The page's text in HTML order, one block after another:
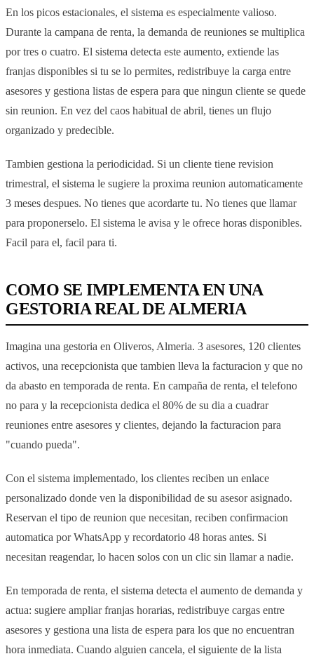
En los picos estacionales, el sistema es especialmente valioso.
Durante la campana de renta, la demanda de reuniones se multiplica
por tres o cuatro. El sistema detecta este aumento, extiende las
franjas disponibles si tu se lo permites, redistribuye la carga entre
asesores y gestiona listas de espera para que ningun cliente se quede
sin reunion. En vez del caos habitual de abril, tienes un flujo
organizado y predecible.
Tambien gestiona la periodicidad. Si un cliente tiene revision
trimestral, el sistema le sugiere la proxima reunion automaticamente
3 meses despues. No tienes que acordarte tu. No tienes que llamar
para proponerselo. El sistema le avisa y le ofrece horas disponibles.
Facil para el, facil para ti.
COMO SE IMPLEMENTA EN UNA
GESTORIA REAL DE ALMERIA
Imagina una gestoria en Oliveros, Almeria. 3 asesores, 120 clientes
activos, una recepcionista que tambien lleva la facturacion y que no
da abasto en temporada de renta. En campaña de renta, el telefono
no para y la recepcionista dedica el 80% de su dia a cuadrar
reuniones entre asesores y clientes, dejando la facturacion para
"cuando pueda".
Con el sistema implementado, los clientes reciben un enlace
personalizado donde ven la disponibilidad de su asesor asignado.
Reservan el tipo de reunion que necesitan, reciben confirmacion
automatica por WhatsApp y recordatorio 48 horas antes. Si
necesitan reagendar, lo hacen solos con un clic sin llamar a nadie.
En temporada de renta, el sistema detecta el aumento de demanda y
actua: sugiere ampliar franjas horarias, redistribuye cargas entre
asesores y gestiona una lista de espera para los que no encuentran
hora inmediata. Cuando alguien cancela, el siguiente de la lista